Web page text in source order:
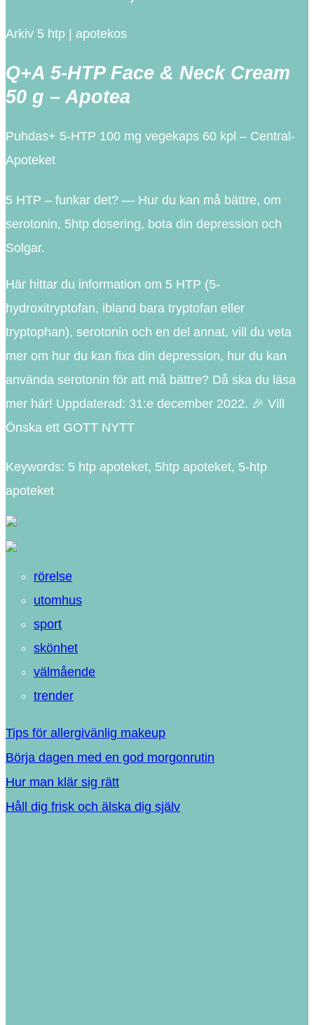
Arkiv 5 htp | apotekos
Q+A 5-HTP Face & Neck Cream
50 g – Apotea
Puhdas+ 5-HTP 100 mg vegekaps 60 kpl – Central-
Apoteket
5 HTP – funkar det? — Hur du kan må bättre, om
serotonin, 5htp dosering, bota din depression och
Solgar.
Här hittar du information om 5 HTP (5-
hydroxitryptofan, ibland bara tryptofan eller
tryptophan), serotonin och en del annat, vill du veta
mer om hur du kan fixa din depression, hur du kan
använda serotonin för att må bättre? Då ska du läsa
mer här! Uppdaterad: 31:e december 2022. 🎉 Vill
Önska ett GOTT NYTT
Keywords: 5 htp apoteket, 5htp apoteket, 5-htp
apoteket
rörelse
utomhus
sport
skönhet
välmående
trender
Tips för allergivänlig makeup
Börja dagen med en god morgonrutin
Hur man klär sig rätt
Håll dig frisk och älska dig själv